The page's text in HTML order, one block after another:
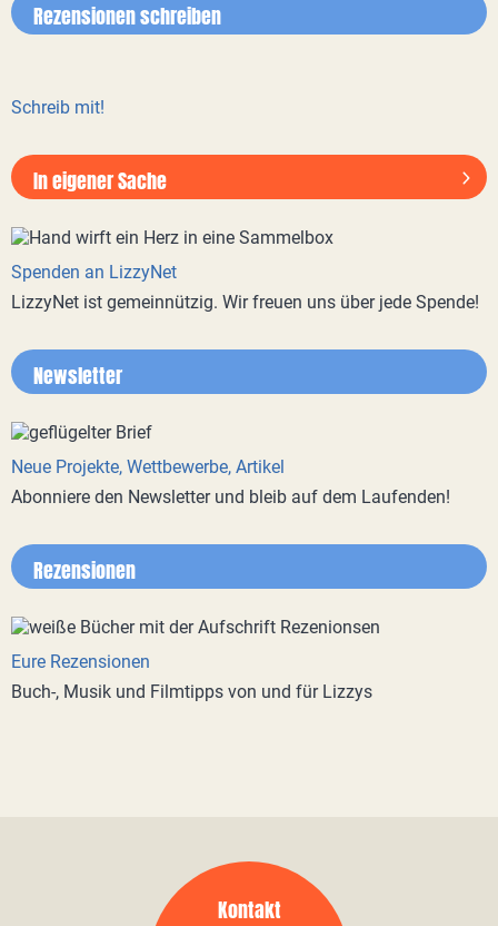
Rezensionen schreiben
Schreib mit!
In eigener Sache
Spenden an LizzyNet
LizzyNet ist gemeinnützig. Wir freuen uns über jede Spende!
Newsletter
Neue Projekte, Wettbewerbe, Artikel
Abonniere den Newsletter und bleib auf dem Laufenden!
Rezensionen
Eure Rezensionen
Buch-, Musik und Filmtipps von und für Lizzys
Kontakt